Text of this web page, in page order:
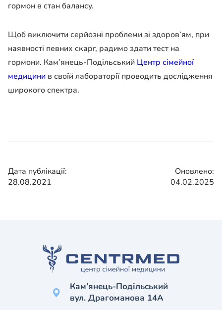
гормон в стан балансу.
Щоб виключити серйозні проблеми зі здоров’ям, при
наявності певних скарг, радимо здати тест на
гормони. Кам’янець-Подільський Центр сімейної
медицини в своїй лабораторії проводить дослідження
широкого спектра.
Дата публікації:
28.08.2021
Оновлено:
04.02.2025
Кам’янець-Подільський
вул. Драгоманова 14А